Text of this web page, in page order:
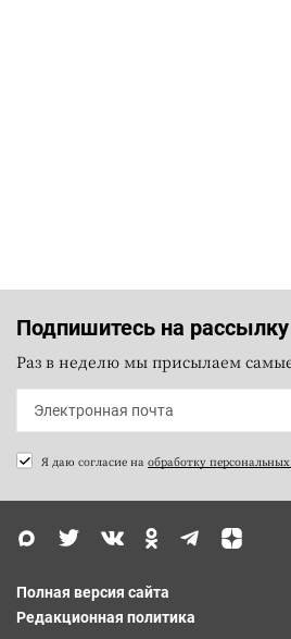
Подпишитесь на рассылку
Раз в неделю мы присылаем
Я даю согласие на обработку
Полная версия сайта
Редакционная политика